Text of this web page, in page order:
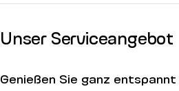
Unser Serviceangebot
Genießen Sie ganz